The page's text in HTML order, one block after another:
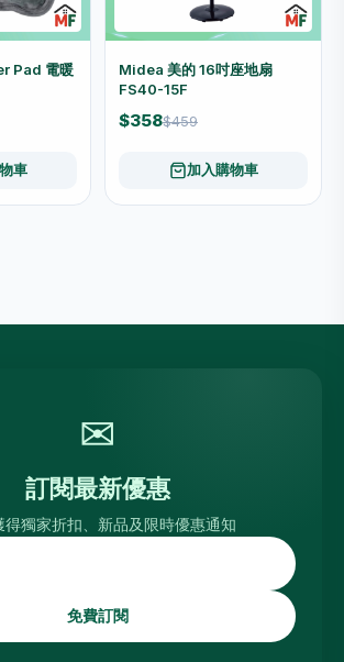
Pad 電暖
車
Midea 美的 16吋座地扇
FS40-15F
$358$459
加入購物車
✉
訂閱最新優惠
得獨家折扣、新品及限時優惠通知
免費訂閱